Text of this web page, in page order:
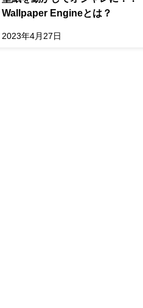
Wallpaper Engineとは？
2023年4月27日